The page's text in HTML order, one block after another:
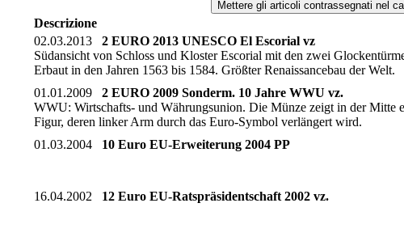
Descrizione
02.03.2013 2 EURO 2013 UNESCO El Escorial vz
Südansicht von Schloss und Kloster Escorial mit den zwei
Erbaut in den Jahren 1563 bis 1584. Größter Renaissancebau der Welt.
01.01.2009 2 EURO 2009 Sonderm. 10 Jahre WWU vz.
WWU: Wirtschafts- und Währungsunion. Die Münze zeigt in der Mitte
Figur, deren linker Arm durch das Euro-Symbol verlängert wird.
01.03.2004 10 Euro EU-Erweiterung 2004 PP
16.04.2002 12 Euro EU-Ratspräsidentschaft 2002 vz.